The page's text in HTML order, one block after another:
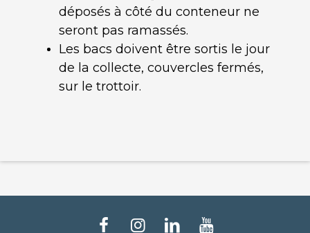
déposés à côté du conteneur ne
seront pas ramassés.
Les bacs doivent être sortis le jour
de la collecte, couvercles fermés,
sur le trottoir.